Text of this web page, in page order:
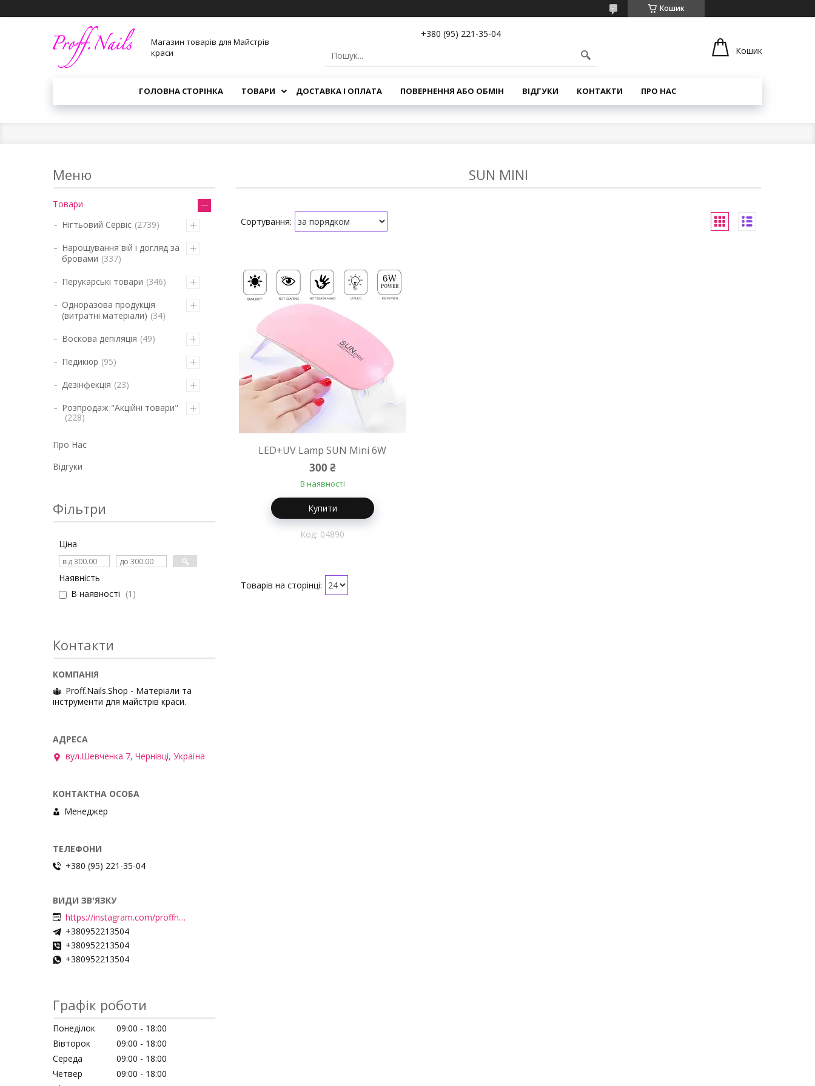
Кошик
Магазин товарів для Майстрів
краси
+380 (95) 221-35-04
Кошик
ГОЛОВНА СТОРІНКА ТОВАРИ ДОСТАВКА І ОПЛАТА ПОВЕРНЕННЯ АБО ОБМІН ВІДГУКИ КОНТАКТИ ПРО НАС
SUN MINI
LED+UV Lamp SUN Mini 6W
300 ₴
В наявності
Купити
04890
Товари
Нігтьовий Сервіс 2739
Нарощування вій і догляд за
бровами 337
Перукарські товари 346
Одноразова продукція
(витратні матеріали) 34
Воскова депіляція 49
Педикюр 95
Дезінфекція 23
Розпродаж "Акційні товари"
228
Про Нас
Відгуки
Фільтри
Ціна
Наявність
В наявності
1
Контакти
Proff.Nails.Shop - Матеріали та
інструменти для майстрів краси.
вул.Шевченка 7, Чернівці, Україна
Менеджер
+380 (95) 221-35-04
https://instagram.com/proffnails_shop/
+380952213504
+380952213504
+380952213504
Графік роботи
Понеділок 09:00
18:00
Вівторок
09:00
18:00
Середа
09:00
18:00
Четвер
09:00
18:00